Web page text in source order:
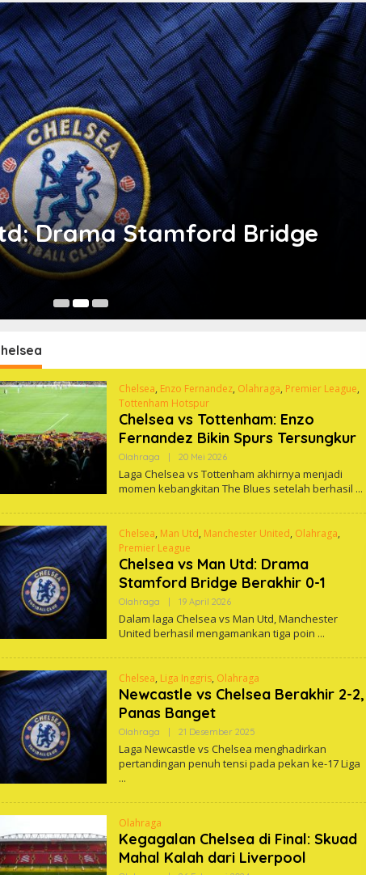
Drama Stamford Bridge
Chelsea, Enzo Fernandez, Olahraga, Premier League,
Tottenham Hotspur
Chelsea vs Tottenham: Enzo
Fernandez Bikin Spurs Tersungkur
Olahraga | 20 Mei 2026Oleh
Laga Chelsea vs Tottenham akhirnya menjadi
momen kebangkitan The Blues setelah berhasil
Chelsea, Man Utd, Manchester United, Olahraga,
Premier League
Chelsea vs Man Utd: Drama
Stamford Bridge Berakhir 0-1
Olahraga | 19 April 2026Oleh
Dalam laga Chelsea vs Man Utd, Manchester
United berhasil mengamankan tiga poin
Chelsea, Liga Inggris, Olahraga
Newcastle vs Chelsea Berakhir 2-2,
Panas Banget
Olahraga | 21 Desember 2025Oleh
Laga Newcastle vs Chelsea menghadirkan
pertandingan penuh tensi pada pekan ke-17 Liga
Olahraga
Kegagalan Chelsea di Final: Skuad
Mahal Kalah dari Liverpool